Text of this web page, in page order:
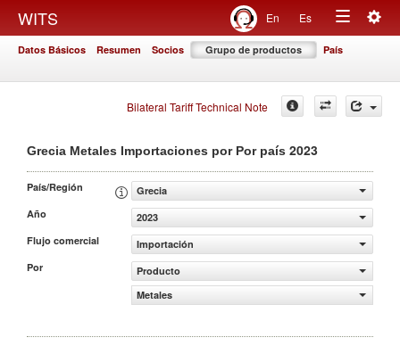
WITS En Es
Toggle
Datos Básicos Resumen Socios Grupo de productos País
Bilateral Tariff Technical Note
Grecia Metales Importaciones por Por país 2023
País/Región
Grecia
Año
2023
Flujo comercial
Importación
Por
Producto
Metales